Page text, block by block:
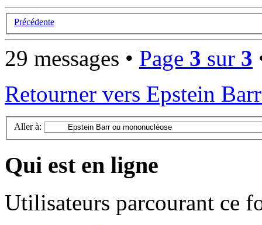
Précédente
29 messages • Page 3 sur 3
Retourner vers Epstein
Aller à:
Qui est en ligne
Utilisateurs parcourant ce